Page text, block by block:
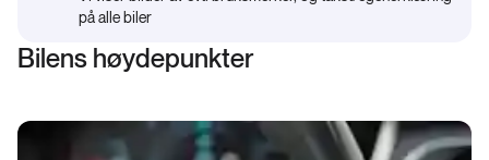
på alle biler
Bilens høydepunkter